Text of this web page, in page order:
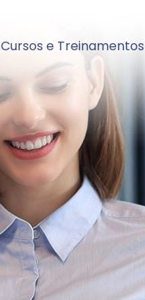
Cursos e Treinamentos